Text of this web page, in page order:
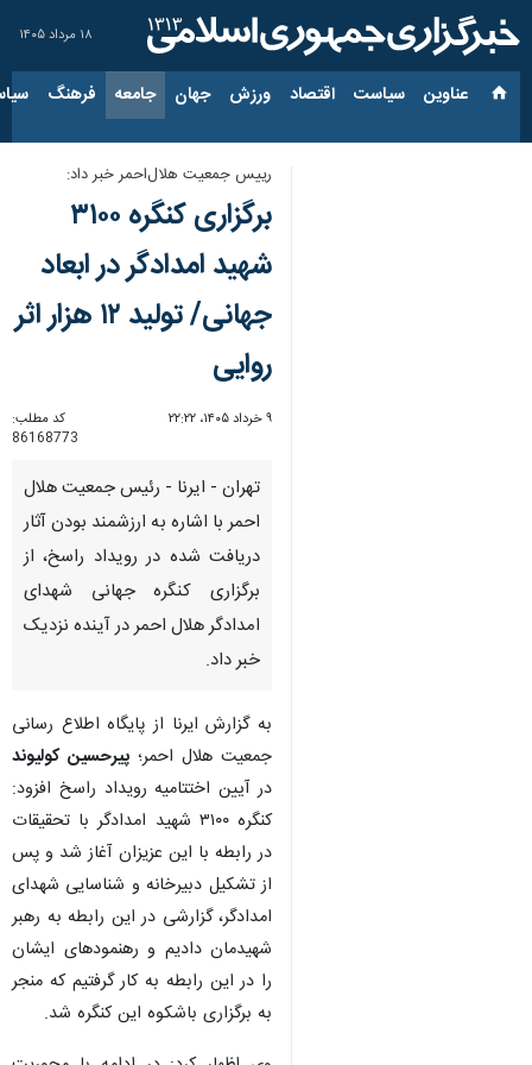
۱۸ مرداد ۱۴۰۵
عناوین‌ سیاست اقتصاد ورزش جهان جامعه فرهنگ
رییس جمعیت هلال‌احمر خبر داد:
برگزاری کنگره ۳۱۰۰
شهید امدادگر در ابعاد
جهانی/ تولید ۱۲ هزار اثر
روایی
۹ خرداد ۱۴۰۵، ۲۲:۲۲
کد مطلب:
86168773
تهران - ایرنا - رئیس جمعیت هلال
احمر با اشاره به ارزشمند بودن آثار
دریافت شده در رویداد راسخ، از
برگزاری کنگره جهانی شهدای
امدادگر هلال احمر در آینده نزدیک
خبر داد.
به گزارش ایرنا از پایگاه اطلاع رسانی
جمعیت هلال احمر؛ پیرحسین کولیوند
در آیین اختتامیه رویداد راسخ افزود:
کنگره ۳۱۰۰ شهید امدادگر با تحقیقات
در رابطه با این عزیزان آغاز شد و پس
از تشکیل دبیرخانه و شناسایی شهدای
امدادگر، گزارشی در این رابطه به رهبر
شهیدمان دادیم و رهنمودهای ایشان
را در این رابطه به کار گرفتیم که منجر
به برگزاری باشکوه این کنگره شد.